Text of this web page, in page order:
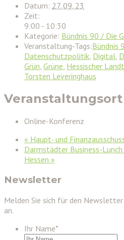
Datum: 27. 09. 23
Zeit:
9:00 - 10:30
Kategorie: Bündnis 90 / Die
Veranstaltung-Tags:Bündnis
Datenschutzpolitik, Digital,
Grün, Grüne, Hessischer
Torsten Leveringhaus
Veranstaltungsort
Online-Konferenz
« Haupt- und
Darmstädter Business-
Hessen »
Newsletter
Melden Sie sich für den
an.
Ihr Name*